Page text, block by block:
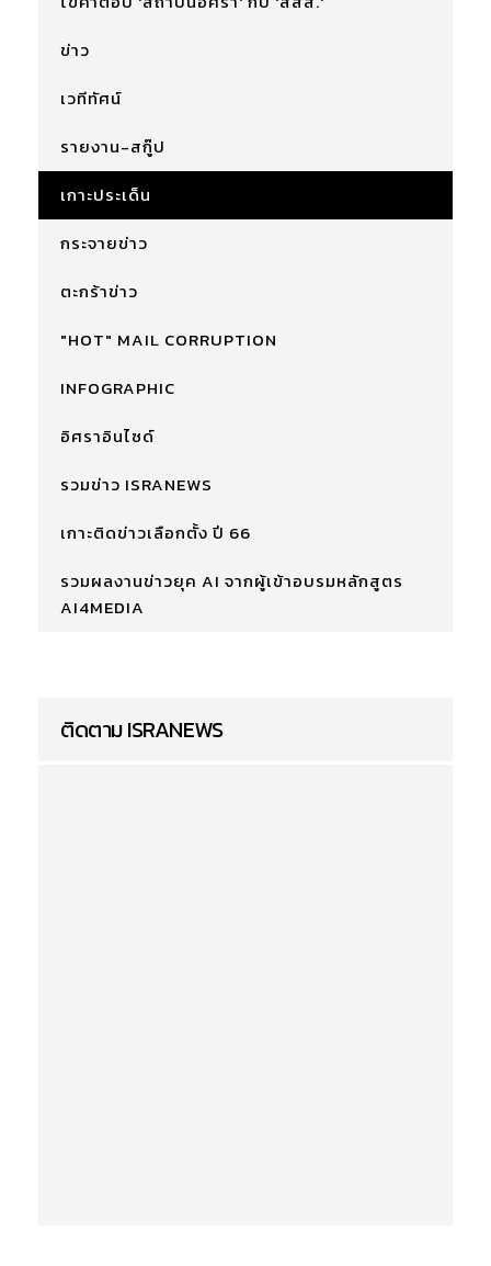
ข่าว
เวทีทัศน์
รายงาน-สกู๊ป
เกาะประเด็น
กระจายข่าว
ตะกร้าข่าว
"HOT" MAIL CORRUPTION
INFOGRAPHIC
อิศราอินไซด์
รวมข่าว ISRANEWS
เกาะติดข่าวเลือกตั้ง ปี 66
รวมผลงานข่าวยุค AI จากผู้เข้าอบรมหลักสูตร
AI4MEDIA
ติดตาม ISRANEWS